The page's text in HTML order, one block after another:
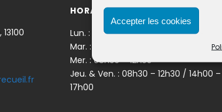
Accepter les cookies
HORAIRES D’OUVERTURE :
Lun. : 08h30 – 12h30
Mar. : 08h30 – 12h30 / 14h00 – 17h00
Mer. : 08h30 – 12h30
Jeu. & Ven. : 08h30 – 12h30 / 14h00 –
17h00